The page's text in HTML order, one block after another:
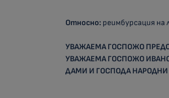
Относно: реимбурсация на
УВАЖАЕМА ГОСПОЖО
УВАЖАЕМА ГОСПОЖО
ДАМИ И ГОСПОДА НАРОДНИ